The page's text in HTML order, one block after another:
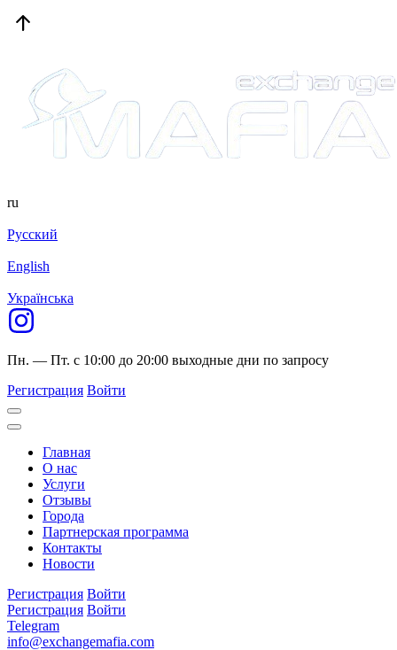
ru
Русский
English
Українська
Пн. — Пт. с 10:00 до 20:00 выходные дни по запросу
Регистрация Войти
Главная
О нас
Услуги
Отзывы
Города
Партнерская программа
Контакты
Новости
Регистрация Войти
Регистрация Войти
Telegram
info@exchangemafia.com